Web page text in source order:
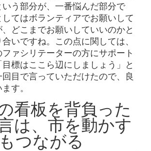
いう部分が、一番悩んだ部分で
てはボランティアでお願いして
どこまでお願いしていいのかと
いですね。この点に関しては、
ァシリテーターの方にサポート
標はここら辺にしましょう」と
目で言っていただけたので、良
す。
看板を背負った
は、市を動かす
つながる